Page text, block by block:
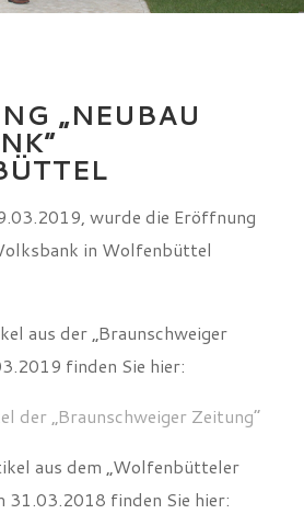
„NEUBAU
wurde die Eröffnung
in Wolfenbüttel
aus der „Braunschweiger
finden Sie hier:
der „Braunschweiger Zeitung“
aus dem „Wolfenbütteler
31.03.2018 finden Sie hier: